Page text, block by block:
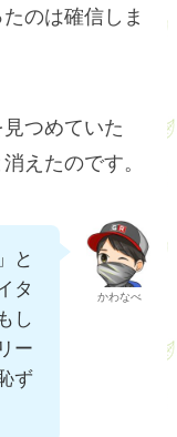
のは確信しま
つめていた
えたのです。
かわなべ
と
タ
し
ー
ず